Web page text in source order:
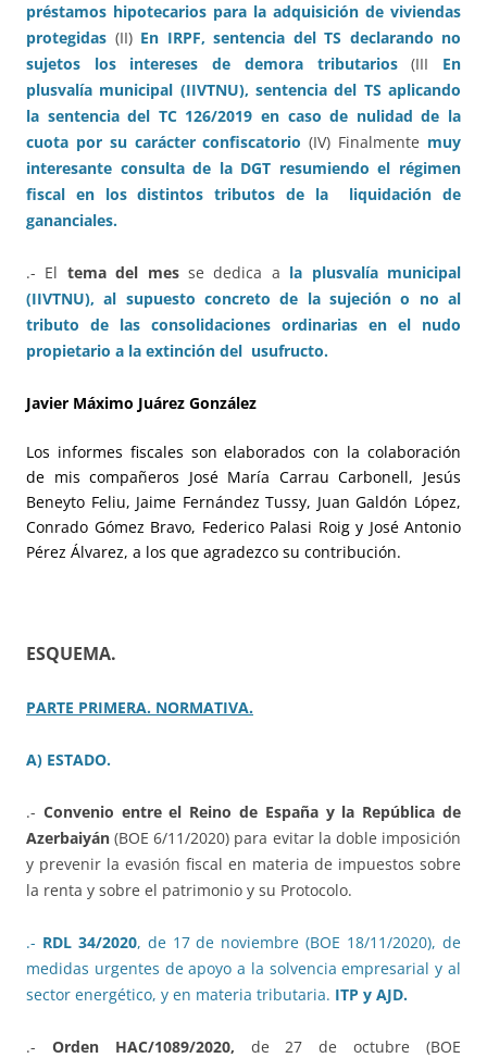
préstamos hipotecarios para la adquisición de viviendas
protegidas (II) En IRPF, sentencia del TS declarando no
sujetos los intereses de demora tributarios(III En
plusvalía municipal (IIVTNU), sentencia del TS aplicando
la sentencia del TC 126/2019 en caso de nulidad de la
cuota por su carácter confiscatorio (IV) Finalmente muy
interesante consulta de la DGT resumiendo el régimen
fiscal en los distintos tributos de la liquidación de
gananciales.
.- El tema del messe dedica a la plusvalía municipal
(IIVTNU), al supuesto concreto de la sujeción o no al
tributo de las consolidaciones ordinarias en el nudo
propietario a la extinción del usufructo.
Javier Máximo Juárez González
Los informes fiscales son elaborados con la colaboración
de mis compañeros José María Carrau Carbonell, Jesús
Beneyto Feliu, Jaime Fernández Tussy, Juan Galdón López,
Conrado Gómez Bravo, Federico Palasi Roig y José Antonio
Pérez Álvarez, a los que agradezco su contribución.
ESQUEMA.
PARTE PRIMERA. NORMATIVA.
A) ESTADO.
.- Convenio entre el Reino de España y la República de
Azerbaiyán (BOE 6/11/2020) para evitar la doble imposición
y prevenir la evasión fiscal en materia de impuestos sobre
la renta y sobre el patrimonio y su Protocolo.
.- RDL 34/2020, de 17 de noviembre (BOE 18/11/2020), de
medidas urgentes de apoyo a la solvencia empresarial y al
sector energético, y en materia tributaria. ITP y AJD.
.- Orden HAC/1089/2020, de 27 de octubre (BOE